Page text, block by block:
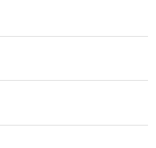
고 있다. 우리는 (특
수준인) '레벨4' 단계에 매